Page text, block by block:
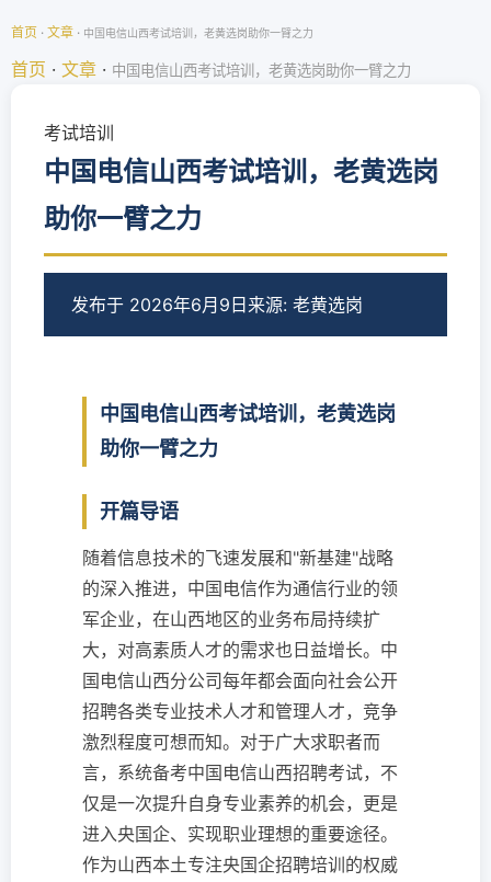
首页 · 文章 · 中国电信山西考试培训，老黄选岗助你一臂之力
首页 · 文章 · 中国电信山西考试培训，老黄选岗助你一臂之力
考试培训
中国电信山西考试培训，老黄选岗
助你一臂之力
发布于 2026年6月9日 来源: 老黄选岗
中国电信山西考试培训，老黄选岗
助你一臂之力
开篇导语
随着信息技术的飞速发展和"新基建"战略
的深入推进，中国电信作为通信行业的领
军企业，在山西地区的业务布局持续扩
大，对高素质人才的需求也日益增长。中
国电信山西分公司每年都会面向社会公开
招聘各类专业技术人才和管理人才，竞争
激烈程度可想而知。对于广大求职者而
言，系统备考中国电信山西招聘考试，不
仅是一次提升自身专业素养的机会，更是
进入央国企、实现职业理想的重要途径。
作为山西本土专注央国企招聘培训的权威